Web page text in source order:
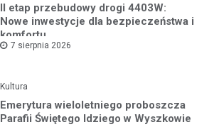
II etap przebudowy drogi 4403W:
Nowe inwestycje dla bezpieczeństwa i
komfortu
7 sierpnia 2026
Kultura
Emerytura wieloletniego proboszcza
Parafii Świętego Idziego w Wyszkowie